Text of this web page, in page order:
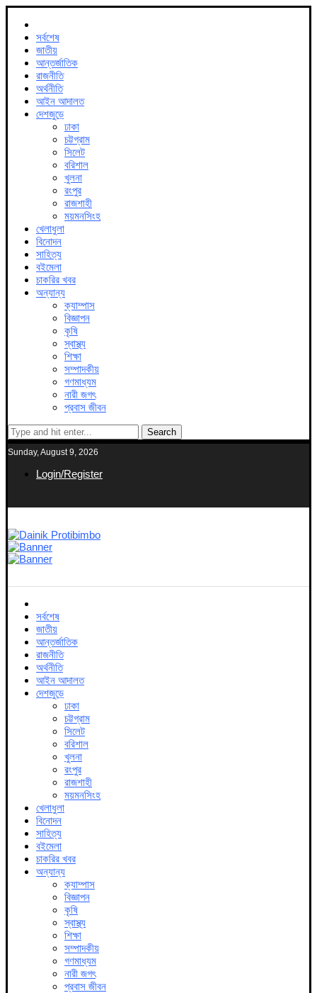
সর্বশেষ
জাতীয়
আন্তর্জাতিক
রাজনীতি
অর্থনীতি
আইন আদালত
দেশজুড়ে
ঢাকা
চট্টগ্রাম
সিলেট
বরিশাল
খুলনা
রংপুর
রাজশাহী
ময়মনসিংহ
খেলাধুলা
বিনোদন
সাহিত্য
বইমেলা
চাকরির খবর
অন্যান্য
ক্যাম্পাস
বিজ্ঞাপন
কৃষি
স্বাস্থ্য
শিক্ষা
সম্পাদকীয়
গণমাধ্যম
নারী জগৎ
প্রবাস জীবন
Search
Sunday, August 9, 2026
Login/Register
সর্বশেষ
জাতীয়
আন্তর্জাতিক
রাজনীতি
অর্থনীতি
আইন আদালত
দেশজুড়ে
ঢাকা
চট্টগ্রাম
সিলেট
বরিশাল
খুলনা
রংপুর
রাজশাহী
ময়মনসিংহ
খেলাধুলা
বিনোদন
সাহিত্য
বইমেলা
চাকরির খবর
অন্যান্য
ক্যাম্পাস
বিজ্ঞাপন
কৃষি
স্বাস্থ্য
শিক্ষা
সম্পাদকীয়
গণমাধ্যম
নারী জগৎ
প্রবাস জীবন